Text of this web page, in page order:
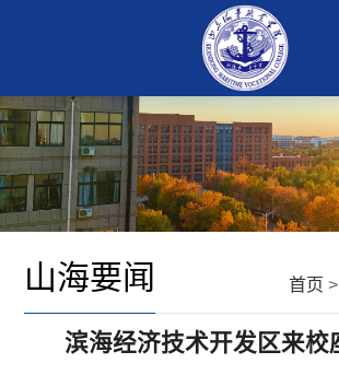
首页 >
山海要闻
滨海经济技术开发区来校